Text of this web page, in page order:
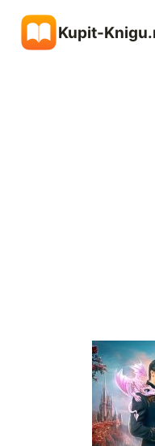
содержимому
Kupit-